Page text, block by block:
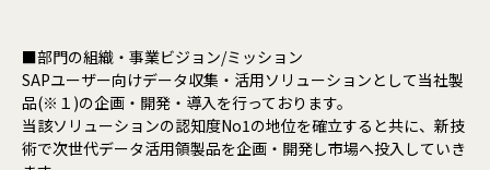
■部門の組織・事業ビジョン/ミッション
SAPユーザー向けデータ収集・活用ソリューションとして当社製
品(※１)の企画・開発・導入を行っております。
当該ソリューションの認知度No1の地位を確立すると共に、新技
術で次世代データ活用領製品を企画・開発し市場へ投入していき